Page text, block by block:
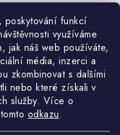
poskytování funkcí
využíváme
jak náš web používáte,
média, inzerci a
zkombinovat s dalšími
nebo které získali v
služby. Více o
odkazu.
Heureka.cz